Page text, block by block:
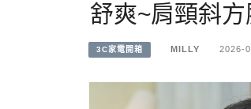
舒爽~肩頸斜
3C家電開箱 MILLY 2026-